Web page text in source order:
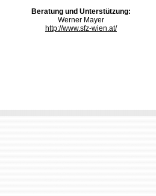
Beratung und Unterstützung:
Werner Mayer
http://www.sfz-wien.at/